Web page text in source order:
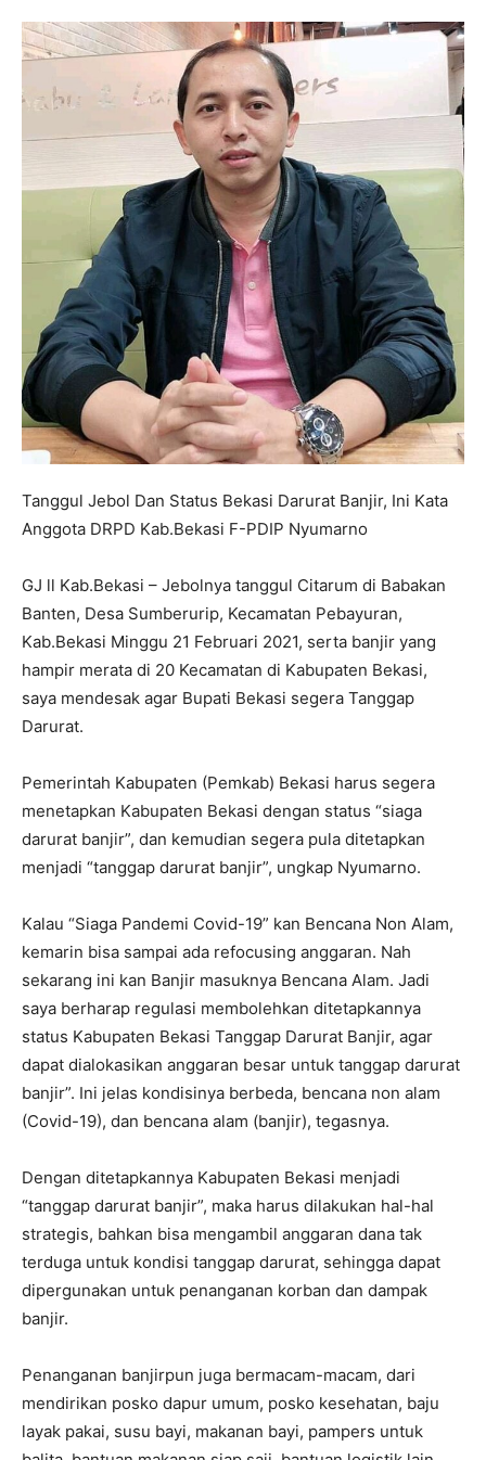
Tanggul Jebol Dan Status Bekasi Darurat Banjir, Ini Kata
Anggota DRPD Kab.Bekasi F-PDIP Nyumarno
GJ ll Kab.Bekasi – Jebolnya tanggul Citarum di Babakan
Banten, Desa Sumberurip, Kecamatan Pebayuran,
Kab.Bekasi Minggu 21 Februari 2021, serta banjir yang
hampir merata di 20 Kecamatan di Kabupaten Bekasi,
saya mendesak agar Bupati Bekasi segera Tanggap
Darurat.
Pemerintah Kabupaten (Pemkab) Bekasi harus segera
menetapkan Kabupaten Bekasi dengan status “siaga
darurat banjir”, dan kemudian segera pula ditetapkan
menjadi “tanggap darurat banjir”, ungkap Nyumarno.
Kalau “Siaga Pandemi Covid-19” kan Bencana Non Alam,
kemarin bisa sampai ada refocusing anggaran. Nah
sekarang ini kan Banjir masuknya Bencana Alam. Jadi
saya berharap regulasi membolehkan ditetapkannya
status Kabupaten Bekasi Tanggap Darurat Banjir, agar
dapat dialokasikan anggaran besar untuk tanggap darurat
banjir”. Ini jelas kondisinya berbeda, bencana non alam
(Covid-19), dan bencana alam (banjir), tegasnya.
Dengan ditetapkannya Kabupaten Bekasi menjadi
“tanggap darurat banjir”, maka harus dilakukan hal-hal
strategis, bahkan bisa mengambil anggaran dana tak
terduga untuk kondisi tanggap darurat, sehingga dapat
dipergunakan untuk penanganan korban dan dampak
banjir.
Penanganan banjirpun juga bermacam-macam, dari
mendirikan posko dapur umum, posko kesehatan, baju
layak pakai, susu bayi, makanan bayi, pampers untuk